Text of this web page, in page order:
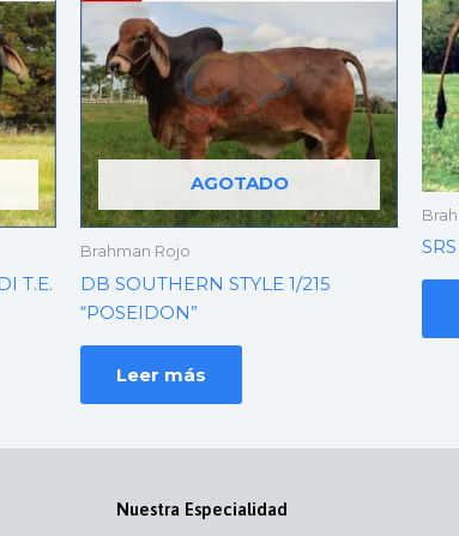
T.E.
AGOTADO
Brahman Rojo
DB SOUTHERN STYLE 1/215
“POSEIDON”
Leer más
Nuestra Especialidad